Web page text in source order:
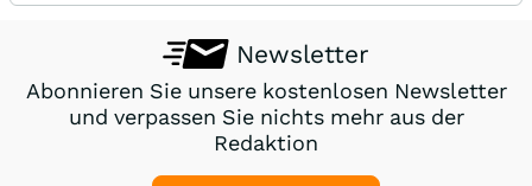
Newsletter
Abonnieren Sie unsere kostenlosen Newsletter
und verpassen Sie nichts mehr aus der
Redaktion